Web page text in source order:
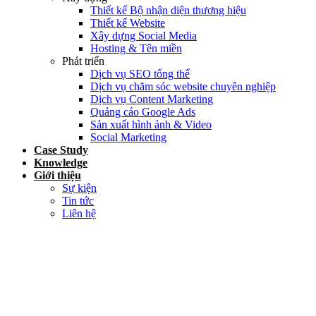
Thiết kế Bộ nhận diện thương hiệu
Thiết kế Website
Xây dựng Social Media
Hosting & Tên miền
Phát triển
Dịch vụ SEO tổng thể
Dịch vụ chăm sóc website chuyên nghiệp
Dịch vụ Content Marketing
Quảng cáo Google Ads
Sản xuất hình ảnh & Video
Social Marketing
Case Study
Knowledge
Giới thiệu
Sự kiện
Tin tức
Liên hệ